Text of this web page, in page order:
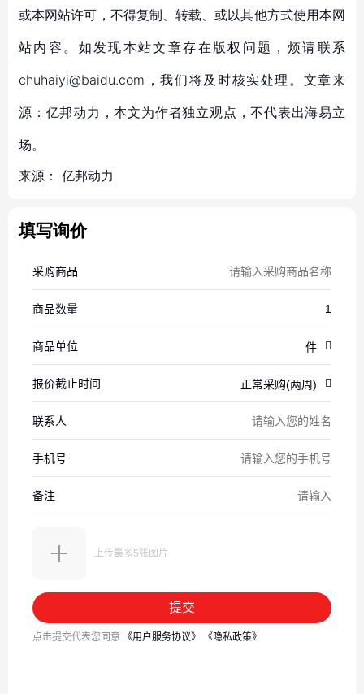
或本网站许可，不得复制、转载、或以其他方式使用本网
站内容。如发现本站文章存在版权问题，烦请联系
chuhaiyi@baidu.com，我们将及时核实处理。文章来
源：亿邦动力，本文为作者独立观点，不代表出海易立
场。
来源： 亿邦动力
填写询价